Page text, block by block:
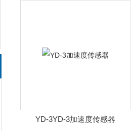
YD-3YD-3加速度传感器